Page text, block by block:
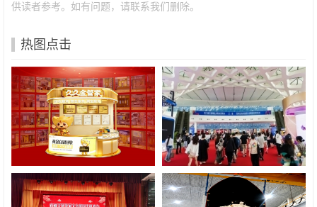
供读者参考。如有问题，请联系我们删除。
热图点击